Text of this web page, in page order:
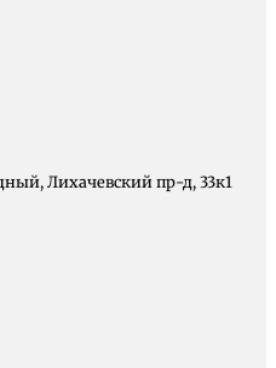
Лихачевский пр-д, 33к1